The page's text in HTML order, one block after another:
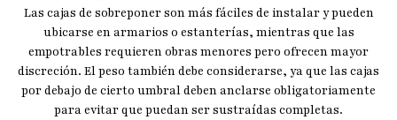
Las cajas de sobreponer son más fáciles de instalar y pueden
ubicarse en armarios o estanterías, mientras que las
empotrables requieren obras menores pero ofrecen mayor
discreción. El peso también debe considerarse, ya que las cajas
por debajo de cierto umbral deben anclarse obligatoriamente
para evitar que puedan ser sustraídas completas.